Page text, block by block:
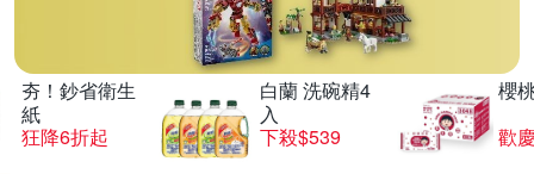
夯！鈔省衛生
紙
狂降6折起
白蘭 洗碗精4
入
下殺$539
櫻
歡